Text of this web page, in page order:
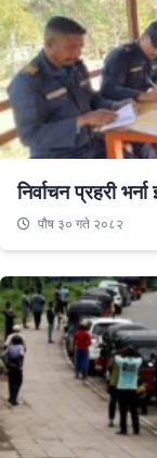
निर्वाचन प्रहरी
पौष ३० गते २०८२